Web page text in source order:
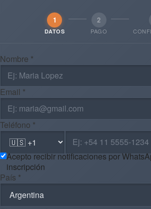
1
DATOS
2
PAGO
Nombre *
Email *
Teléfono *
Acepto recibir notificaciones por
inscripción
País *